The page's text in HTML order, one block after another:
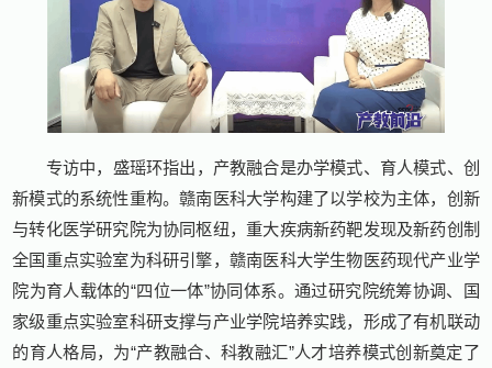
专访中，盛瑶环指出，产教融合是办学模式、育人模式、创
新模式的系统性重构。赣南医科大学构建了以学校为主体，创新
与转化医学研究院为协同枢纽，重大疾病新药靶发现及新药创制
全国重点实验室为科研引擎，赣南医科大学生物医药现代产业学
院为育人载体的“四位一体”协同体系。通过研究院统筹协调、国
家级重点实验室科研支撑与产业学院培养实践，形成了有机联动
的育人格局，为“产教融合、科教融汇”人才培养模式创新奠定了